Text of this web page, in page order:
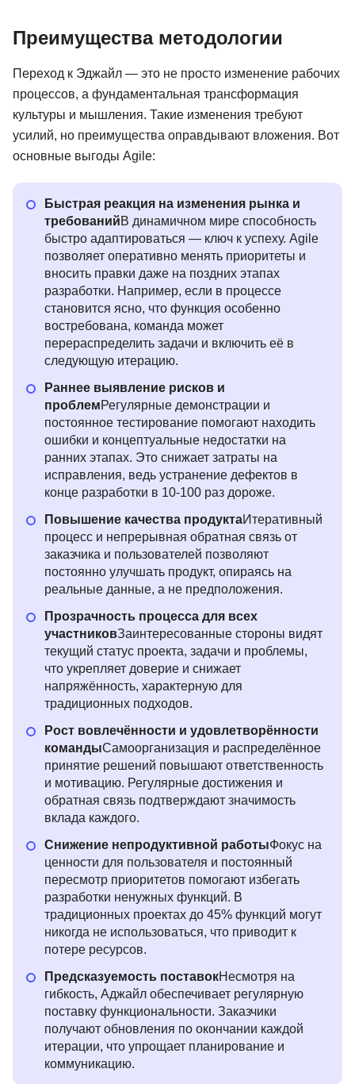
Преимущества методологии
Переход к Эджайл — это не просто изменение рабочих
процессов, а фундаментальная трансформация
культуры и мышления. Такие изменения требуют
усилий, но преимущества оправдывают вложения. Вот
основные выгоды Agile:
Быстрая реакция на изменения рынка и
требованийВ динамичном мире способность
быстро адаптироваться — ключ к успеху. Agile
позволяет оперативно менять приоритеты и
вносить правки даже на поздних этапах
разработки. Например, если в процессе
становится ясно, что функция особенно
востребована, команда может
перераспределить задачи и включить её в
следующую итерацию.
Раннее выявление рисков и
проблемРегулярные демонстрации и
постоянное тестирование помогают находить
ошибки и концептуальные недостатки на
ранних этапах. Это снижает затраты на
исправления, ведь устранение дефектов в
конце разработки в 10-100 раз дороже.
Повышение качества продуктаИтеративный
процесс и непрерывная обратная связь от
заказчика и пользователей позволяют
постоянно улучшать продукт, опираясь на
реальные данные, а не предположения.
Прозрачность процесса для всех
участниковЗаинтересованные стороны видят
текущий статус проекта, задачи и проблемы,
что укрепляет доверие и снижает
напряжённость, характерную для
традиционных подходов.
Рост вовлечённости и удовлетворённости
командыСамоорганизация и распределённое
принятие решений повышают ответственность
и мотивацию. Регулярные достижения и
обратная связь подтверждают значимость
вклада каждого.
Снижение непродуктивной работыФокус на
ценности для пользователя и постоянный
пересмотр приоритетов помогают избегать
разработки ненужных функций. В
традиционных проектах до 45% функций могут
никогда не использоваться, что приводит к
потере ресурсов.
Предсказуемость поставокНесмотря на
гибкость, Аджайл обеспечивает регулярную
поставку функциональности. Заказчики
получают обновления по окончании каждой
итерации, что упрощает планирование и
коммуникацию.